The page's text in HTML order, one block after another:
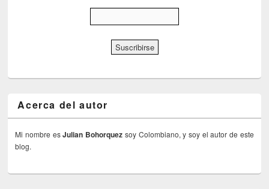
Acerca del autor
Mi nombre esJulian Bohorquez soy Colombiano, y soy el autor de este
blog.